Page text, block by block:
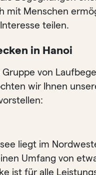
mit Menschen
teilen.
in Hanoi
Gruppe von
wir Ihnen
liegt im
Umfang von
ist für alle